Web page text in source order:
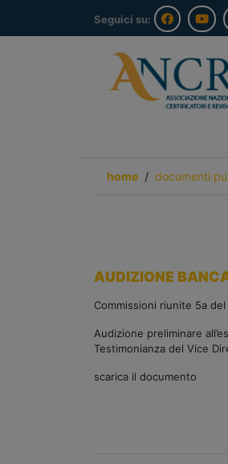
Seguici su:
home documenti
AUDIZIONE
Commissioni riunite 5a
Audizione preliminare
Testimonianza del Vice
scarica il documento